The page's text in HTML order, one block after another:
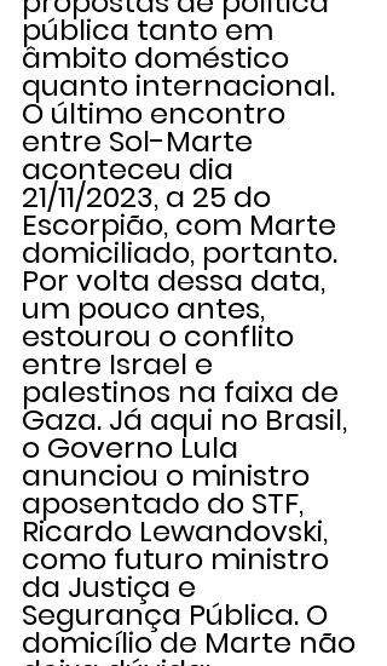
pública tanto em
âmbito doméstico
quanto internacional.
O último encontro
entre Sol-Marte
aconteceu dia
21/11/2023, a 25 do
Escorpião, com Marte
domiciliado, portanto.
Por volta dessa data,
um pouco antes,
estourou o conflito
entre Israel e
palestinos na faixa de
Gaza. Já aqui no Brasil,
o Governo Lula
anunciou o ministro
aposentado do STF,
Ricardo Lewandovski,
como futuro ministro
da Justiça e
Segurança Pública. O
domicílio de Marte não